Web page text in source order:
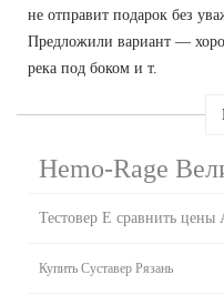
не отправит подарок без
Предложили вариант —
река под боком и т.
Hemo-Rage
Тестовер Е сравнить цены
Купить Суставер Рязань